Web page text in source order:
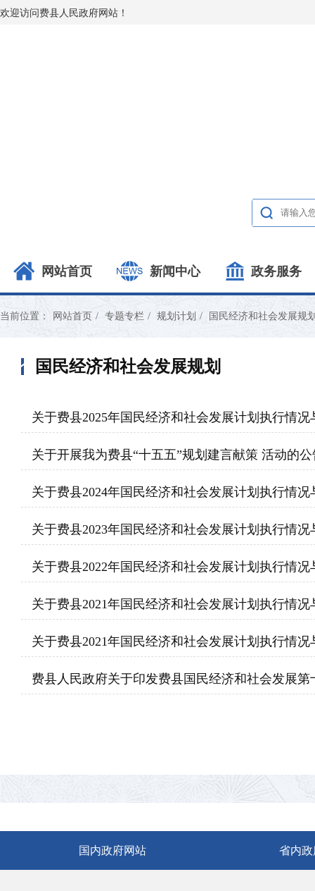
欢迎访问费县人民政府网站！
网站首页 新闻中心 政务服务
当前位置： 网站首页 / 专题专栏 / 规划计划 / 国民经济和社会发展规
国民经济和社会发展规划
关于费县2025年国民经济和社会发展计划执行情况
关于开展我为费县“十五五”规划建言献策 活动的公
关于费县2024年国民经济和社会发展计划执行情况
关于费县2023年国民经济和社会发展计划执行情况
关于费县2022年国民经济和社会发展计划执行情况
关于费县2021年国民经济和社会发展计划执行情况
关于费县2021年国民经济和社会发展计划执行情况
费县人民政府关于印发费县国民经济和社会发展
国内政府网站 省内